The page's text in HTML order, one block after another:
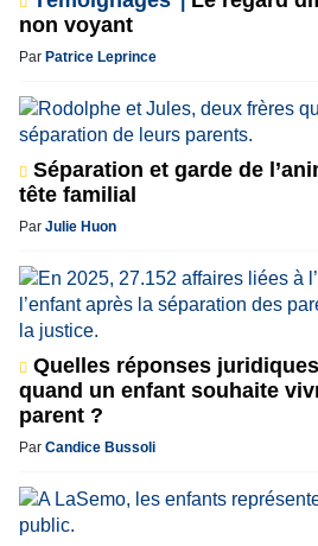
non voyant
Par Patrice Leprince
Séparation et garde de
tête familial
Par Julie Huon
Quelles réponses
quand un enfant souhaite
parent ?
Par Candice Bussoli